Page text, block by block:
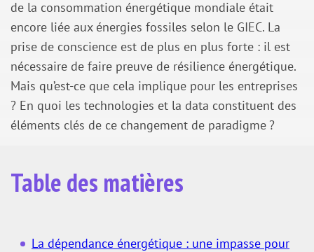
de la consommation énergétique mondiale était
encore liée aux énergies fossiles selon le GIEC. La
prise de conscience est de plus en plus forte : il est
nécessaire de faire preuve de résilience énergétique.
Mais qu’est-ce que cela implique pour les entreprises
? En quoi les technologies et la data constituent des
éléments clés de ce changement de paradigme ?
Table des matières
La dépendance énergétique : une impasse pour